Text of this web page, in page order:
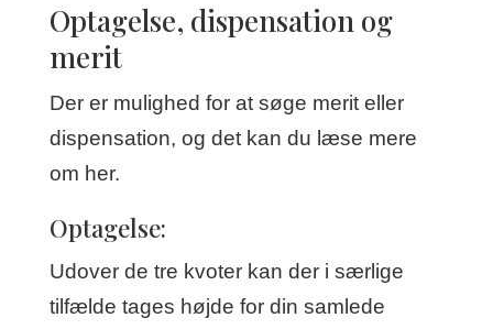
Optagelse, dispensation og
merit
Der er mulighed for at søge merit eller
dispensation, og det kan du læse mere
om her.
Optagelse:
Udover de tre kvoter kan der i særlige
tilfælde tages højde for din samlede